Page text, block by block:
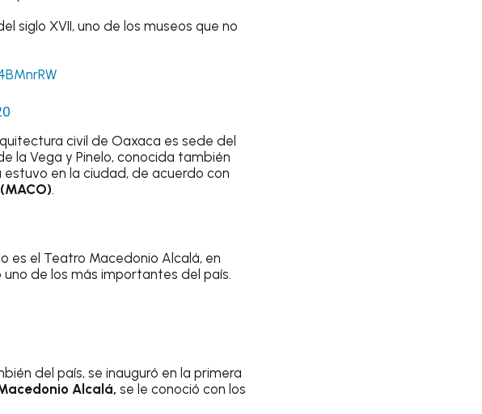
siglo XVII, uno de los museos que no
civil de Oaxaca es sede del
la Vega y Pinelo, conocida también
en la ciudad, de acuerdo con
.
es el Teatro Macedonio Alcalá, en
de los más importantes del país.
del país, se inauguró en la primera
Alcalá, se le conoció con los